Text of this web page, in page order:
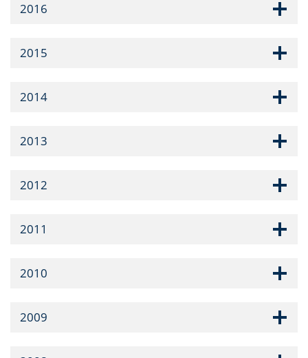
2016
2015
2014
2013
2012
2011
2010
2009